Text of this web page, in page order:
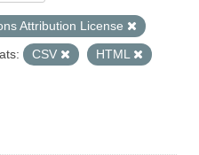
Attribution License
CSV
HTML